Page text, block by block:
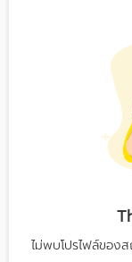
ไม่พบโปรไฟล์ของ